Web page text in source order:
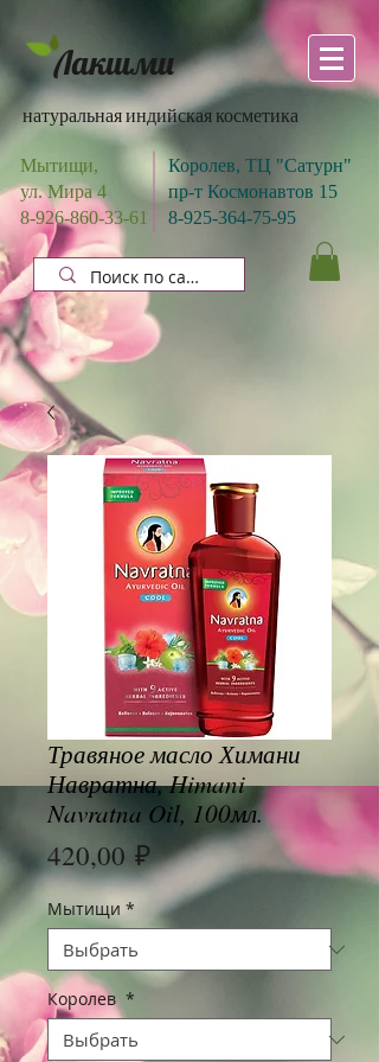
Лакшми
натуральная индийская косметика
Мытищи,
ул. Мира 4
8-926-860-33-61
Королев, ТЦ "Сатурн"
пр-т Космонавтов 15
8-925-364-75-95
Травяное масло Химани
Навратна, Himani
Navratna Oil, 100мл.
420,00 ₽Цена
Мытищи *
Королев *